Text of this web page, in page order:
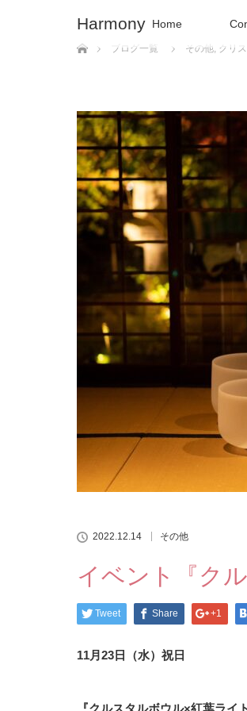
Harmony Home
ホーム
ブログ一覧
その他, クリ
2022.12.14 その他
イベント『ク
Tweet Share +1
11月23日（水）祝日
『クルスタルボウル×紅葉ライ